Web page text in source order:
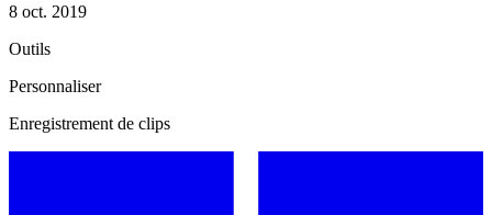
8 oct. 2019
Outils
Personnaliser
Enregistrement de clips